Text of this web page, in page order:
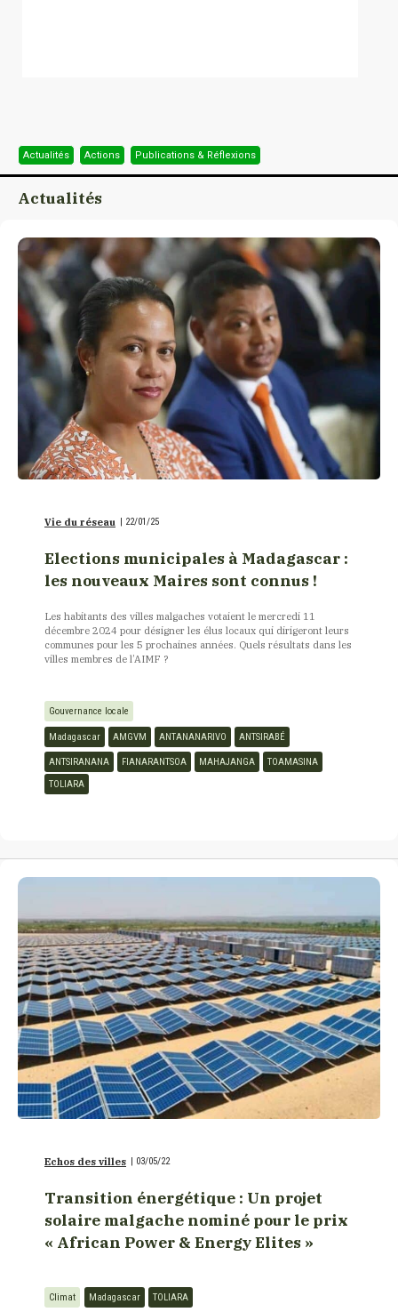
Actualités Actions Publications & Réflexions
Actualités
Vie du réseau 22/01/25
Elections municipales à Madagascar :
les nouveaux Maires sont connus !
Les habitants des villes malgaches votaient le mercredi 11
décembre 2024 pour désigner les élus locaux qui dirigeront leurs
communes pour les 5 prochaines années. Quels résultats dans les
villes membres de l’AIMF ?
Gouvernance locale
Madagascar AMGVM ANTANANARIVO ANTSIRABÉ
ANTSIRANANA FIANARANTSOA MAHAJANGA
TOAMASINA
TOLIARA
Echos des villes | 03/05/22
Transition énergétique : Un projet
solaire malgache nominé pour le prix
« African Power & Energy Elites »
Climat Madagascar TOLIARA